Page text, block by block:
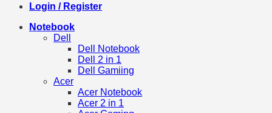
Login / Register
Notebook
Dell
Dell Notebook
Dell 2 in 1
Dell Gamiing
Acer
Acer Notebook
Acer 2 in 1